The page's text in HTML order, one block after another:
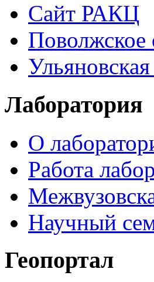
Сайт РАКЦ
Лаборатория
О
Работа
Научный
Геопортал